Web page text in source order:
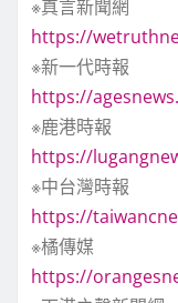
※真言新聞網
https://
※新一代時報
https://
※鹿港時報
https://
※中台灣時報
https://
※橘傳媒
https://